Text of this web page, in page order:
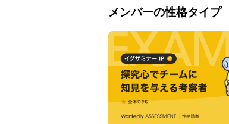
- データ分析基盤（DWH）
- Tableau（※）ライセンス
- Tableau（※）ダッシュボ
- Tableau（※）操作トレー
- Tableau（※）運用内製化
2. Google Workspace活用支援
メンバーの性格タイプ